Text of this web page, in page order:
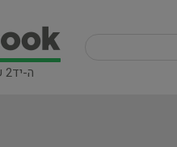
ה-יד2 של הספרים המשומשים